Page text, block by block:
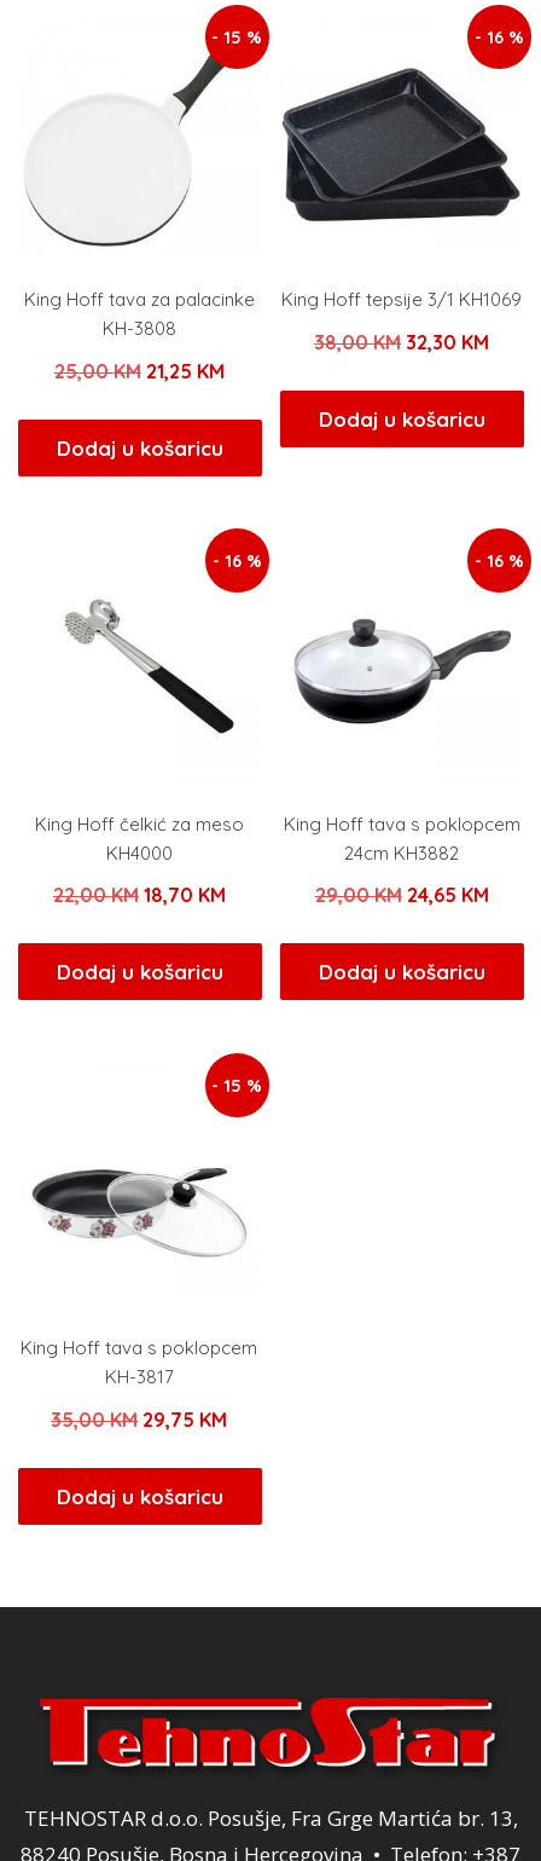
- 15 %
King Hoff tava za palacinke
KH-3808
25,00KM Izvorna
bila
je:
21,25 KMTrenutna
21,25 KM.
Dodaj u košaricu
- 16 %
King Hoff tepsije 3/1 KH1069
38,00KM Izvorna
bila
je:
32,30 KM
Dodaj u košaricu
- 16 %
King Hoff čelkić za meso
KH4000
22,00KM Izvorna
bila
je:
18,70 KMTrenutna
18,70 KM.
Dodaj u košaricu
- 16 %
King Hoff tava s poklopcem
24cm KH3882
29,00KM Izvorna
bila
je:
24,65 KM
24,65
Dodaj u košaricu
- 15 %
King Hoff tava s poklopcem
KH-3817
35,00KM Izvorna
bila
je:
29,75 KM
29,75 KM.
Dodaj u košaricu
TEHNOSTAR d.o.o. Posušje, Fra Grge Martića br. 13,
88240 Posušje, Bosna i Hercegovina • Telefon: +387